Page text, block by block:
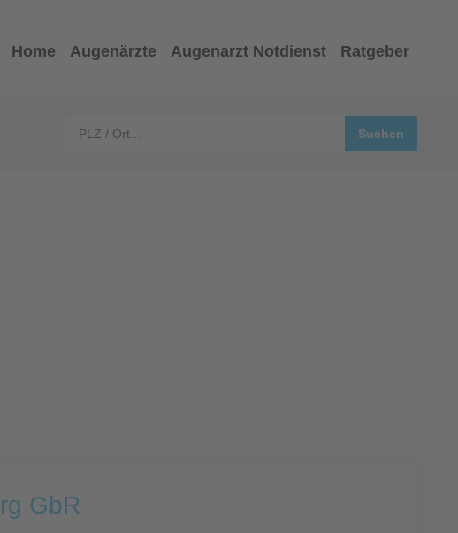
Home Augenärzte Augenarzt Notdienst Ratgeber
GbR